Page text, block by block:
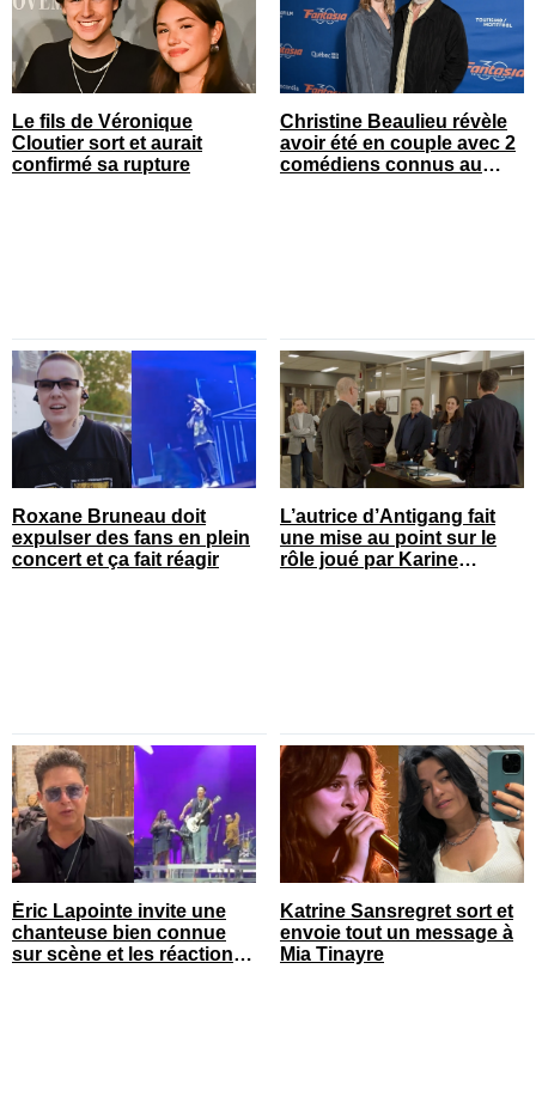
Le fils de Véronique
Cloutier sort et aurait
confirmé sa rupture
Christine Beaulieu révèle
avoir été en couple avec 2
comédiens connus au
Roxane Bruneau doit
expulser des fans en plein
concert et ça fait réagir
L’autrice d’Antigang fait
une mise au point sur le
rôle joué par Karine
Éric Lapointe invite une
chanteuse bien connue
sur scène et les réactions
Katrine Sansregret sort et
envoie tout un message à
Mia Tinayre